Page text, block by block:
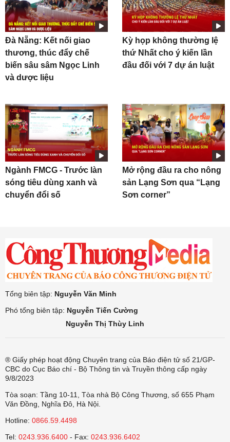
Đà Nẵng: Kết nối giao
thương, thúc đẩy chế
biến sâu sâm Ngọc Linh
và dược liệu
Kỳ họp không thường lệ
thứ Nhất cho ý kiến lần
đầu đối với 7 dự án luật
Ngành FMCG - Trước làn
sóng tiêu dùng xanh và
chuyển đổi số
Mở rộng đầu ra cho nông
sản Lạng Sơn qua “Lạng
Sơn corner”
Tổng biên tập: Nguyễn Văn Minh
Phó tổng biên tập: Nguyễn Tiến Cường
Nguyễn Thị Thùy Linh
® Giấy phép hoạt động Chuyên trang của Báo điện tử số 21/GP-
CBC do Cục Báo chí - Bộ Thông tin và Truyền thông cấp ngày
9/8/2023
Tòa soạn: Tầng 10-11, Tòa nhà Bộ Công Thương, số 655 Phạm
Văn Đồng, Nghĩa Đô, Hà Nội.
Hotline: 0866.59.4498
Tel: 0243.936.6400 - Fax: 0243.936.6402